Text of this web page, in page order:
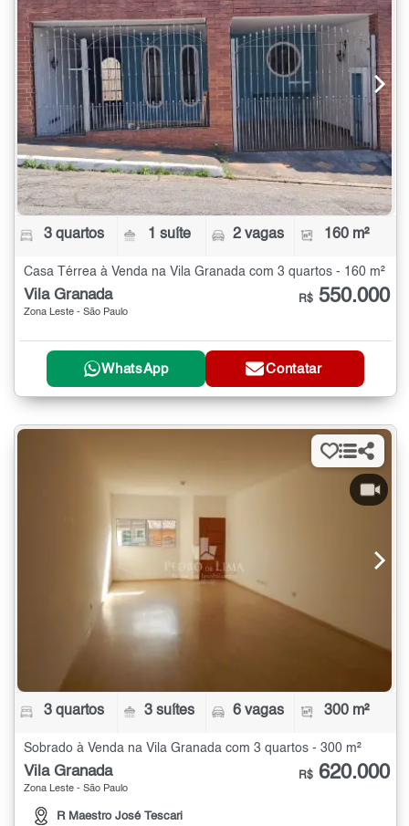
3 quartos 1 suíte 2 vagas 160 m²
Casa Térrea à Venda na Vila Granada com 3 quartos - 160 m²
Vila Granada
Zona Leste - São Paulo
R$ 550.000
WhatsApp Contatar
3 quartos 3 suítes 6 vagas 300 m²
Sobrado à Venda na Vila Granada com 3 quartos - 300 m²
Vila Granada
Zona Leste - São Paulo
R Maestro José Tescari
R$ 620.000